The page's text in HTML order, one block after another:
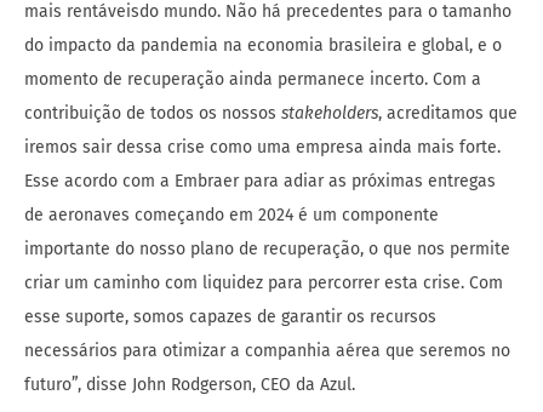
mais rentáveis​​do mundo. Não há precedentes para o tamanho
do impacto da pandemia na economia brasileira e global, e o
momento de recuperação ainda permanece incerto. Com a
contribuição de todos os nossos stakeholders, acreditamos que
iremos sair dessa crise como uma empresa ainda mais forte.
Esse acordo com a Embraer para adiar as próximas entregas
de aeronaves começando em 2024 é um componente
importante do nosso plano de recuperação, o que nos permite
criar um caminho com liquidez para percorrer esta crise. Com
esse suporte, somos capazes de garantir os recursos
necessários para otimizar a companhia aérea que seremos no
futuro”, disse John Rodgerson, CEO da Azul.